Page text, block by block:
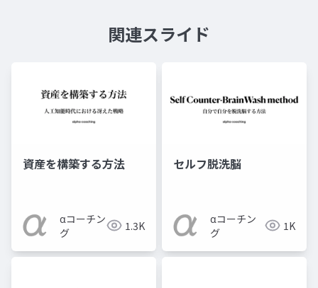
関連スライド
資産を構築する方法
αコーチン
グ
1.3K
セルフ脱洗脳
αコーチン
グ
1K